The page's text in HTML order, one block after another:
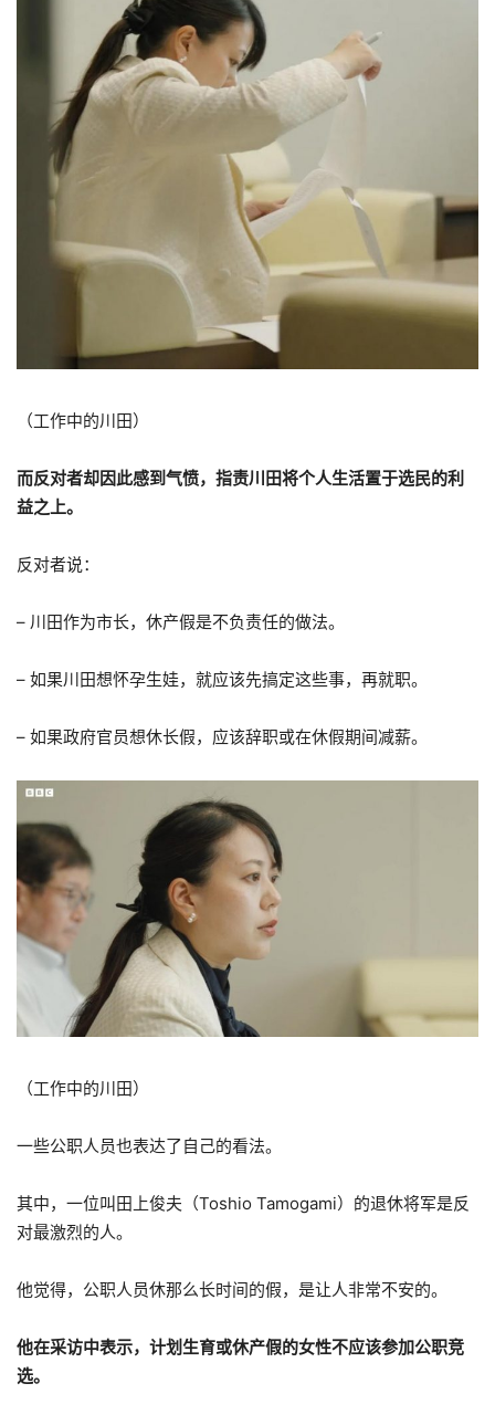
（工作中的川田）
而反对者却因此感到气愤，指责川田将个人生活置于选民的利
益之上。
反对者说：
– 川田作为市长，休产假是不负责任的做法。
– 如果川田想怀孕生娃，就应该先搞定这些事，再就职。
– 如果政府官员想休长假，应该辞职或在休假期间减薪。
（工作中的川田）
一些公职人员也表达了自己的看法。
其中，一位叫田上俊夫（Toshio Tamogami）的退休将军是反
对最激烈的人。
他觉得，公职人员休那么长时间的假，是让人非常不安的。
他在采访中表示，计划生育或休产假的女性不应该参加公职竞
选。